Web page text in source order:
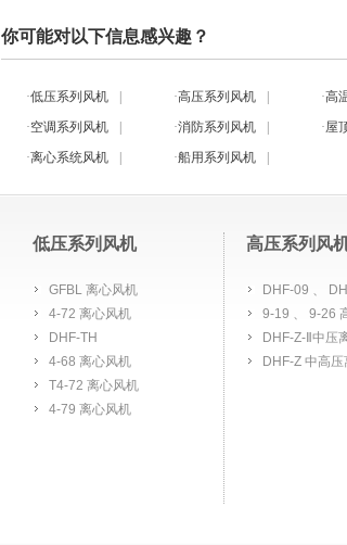
你可能对以下信息感兴趣？
·低压系列风机 ·高压系列风机 ·高
·空调系列风机 ·消防系列风机 ·屋
·离心系统风机 ·船用系列风机
低压系列风机
GFBL 离心风机
4-72 离心风机
DHF-TH
4-68 离心风机
T4-72 离心风机
4-79 离心风机
高压系列风
DHF-09 、
9-19 、 9-26
DHF-Z-Ⅱ中压
DHF-Z 中高